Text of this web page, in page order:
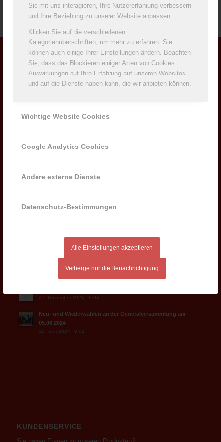
Sie mit uns interagieren, Ihre Nutzererfahrung verbessern
und Ihre Beziehung zu unserer Website anpassen.
Klicken Sie auf die verschiedenen
Kategorienüberschriften, um mehr zu erfahren. Sie
können auch einige Ihrer Einstellungen ändern. Beachten
Sie, dass das Blockieren einiger Arten von Cookies
Auswirkungen auf Ihre Erfahrung auf unseren Websites
und auf die Dienste haben kann, die wir anbieten können.
Wichtige Website Cookies
Google Analytics Cookies
Andere externe Dienste
Datenschutz-Bestimmungen
Alle Einstellungen akzeptieren
Verberge nur die Benachrichtigung
ADRESSE
Milchwerke Oberfranken West eG
Telefon: +49 (0)9566/929-0
Telefax: +49 (0)9566/929-200
NACHRICHTEN
IHK-Berufsbildungsmesse 2025
24. März 2025 - 15:24
Betriebsfeier 2024 der Milchwerke Oberfranken West eG
27. November 2024 - 8:04
Neu- und Wiederwahlen an der Generalversammlung am
05.06.2024
11. Juni 2024 - 9:51
KUNDENSERVICE